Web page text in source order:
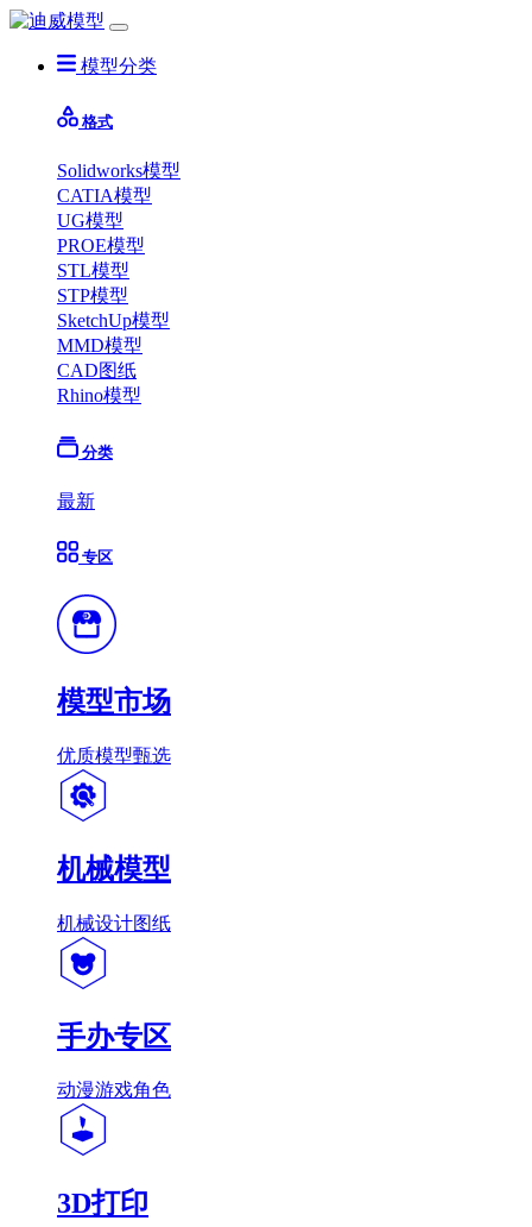
模型分类
格式
Solidworks模型
CATIA模型
UG模型
PROE模型
STL模型
STP模型
SketchUp模型
MMD模型
CAD图纸
Rhino模型
分类
最新
专区
模型市场
优质模型甄选
机械模型
机械设计图纸
手办专区
动漫游戏角色
3D打印